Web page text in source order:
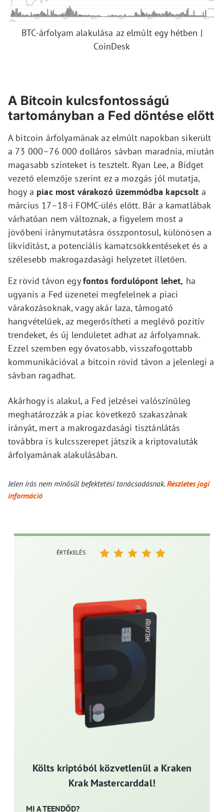
BTC-árfolyam alakulása az elmúlt egy hétben |
CoinDesk
A Bitcoin kulcsfontosságú
tartományban a Fed döntése előtt
A bitcoin árfolyamának az elmúlt napokban sikerült
a 73 000–76 000 dolláros sávban maradnia, miután
magasabb szinteket is tesztelt. Ryan Lee, a Bidget
vezető elemzője szerint ez a mozgás jól mutatja,
hogy a piac most várakozó üzemmódba kapcsolt a
március 17–18-i FOMC-ülés előtt. Bár a kamatlábak
várhatóan nem változnak, a figyelem most a
jövőbeni iránymutatásra összpontosul, különösen a
likviditást, a potenciális kamatcsökkentéseket és a
szélesebb makrogazdasági helyzetet illetően.
Ez rövid távon egyfontos fordulópont lehet, ha
ugyanis a Fed üzenetei megfelelnek a piaci
várakozásoknak, vagy akár laza, támogató
hangvételűek, az megerősítheti a meglévő pozitív
trendeket, és új lendületet adhat az árfolyamnak.
Ezzel szemben egy óvatosabb, visszafogottabb
kommunikációval a bitcoin rövid távon a jelenlegi a
sávban ragadhat.
Akárhogy is alakul, a Fed jelzései valószínűleg
meghatározzák a piac következő szakaszának
irányát, mert a makrogazdasági tisztánlátás
továbbra is kulcsszerepet játszik a kriptovaluták
árfolyamának alakulásában.
Jelen írás nem minősül befektetési tanácsadásnak.Részletes jogi
információ
Költs kriptóból közvetlenül a Kraken
Krak Mastercarddal!
MI A TEENDŐD?
ÉRTÉKELÉS